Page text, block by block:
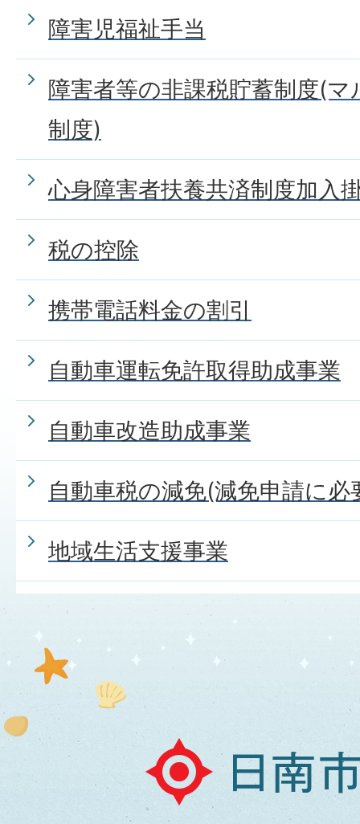
障害児福祉手当
障害者等の非課税貯蓄制度(
制度)
心身障害者扶養共済制度加入
税の控除
携帯電話料金の割引
自動車運転免許取得助成事業
自動車改造助成事業
自動車税の減免(減免申請に
地域生活支援事業
日
南